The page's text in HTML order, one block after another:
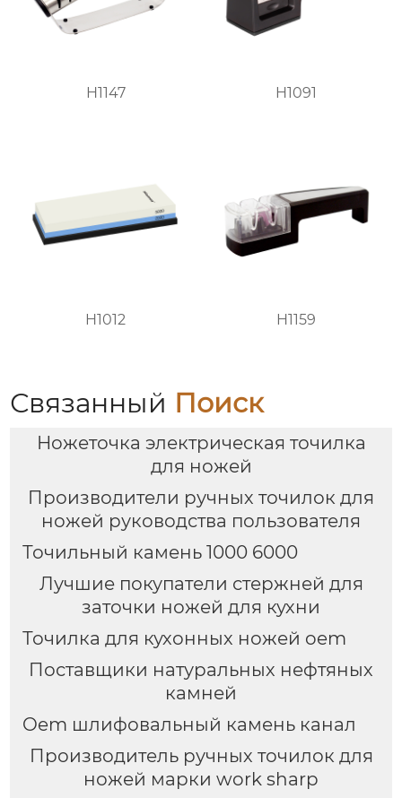
H1147 H1091
H1012 H1159
Связанный Поиск
Ножеточка электрическая точилка
для ножей
Производители ручных точилок для
ножей руководства пользователя
Точильный камень 1000 6000
Лучшие покупатели стержней для
заточки ножей для кухни
Точилка для кухонных ножей oem
Поставщики натуральных нефтяных
камней
Oem шлифовальный камень канал
Производитель ручных точилок для
ножей марки work sharp